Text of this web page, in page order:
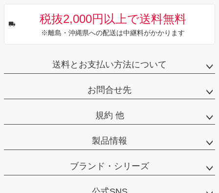
税抜2,000円以上で送料無料
※離島・沖縄県への配送は中継料がかかります
送料とお支払い方法について
お問合せ先
規約 他
製品情報
ブランド・シリーズ